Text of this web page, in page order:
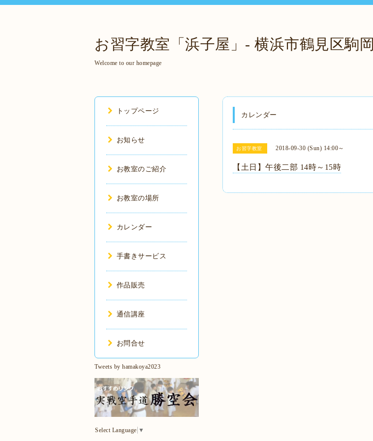
お習字教室「浜子屋」- 横浜市鶴見区駒岡
Welcome to our homepage
カレンダー
お習字教室 2018-09-30 (Sun) 14:00～
【土日】午後二部 14時～15時
トップページ
お知らせ
お教室のご紹介
お教室の場所
カレンダー
手書きサービス
作品販売
通信講座
お問合せ
Tweets by hamakoya2023
Select Language ▼